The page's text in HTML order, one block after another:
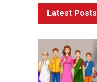
Latest Posts